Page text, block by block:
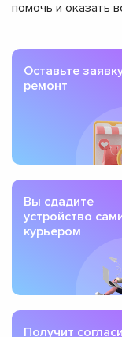
помочь и оказать
Оставьте
ремонт
Вы сдадите
устройство
курьером
Получит